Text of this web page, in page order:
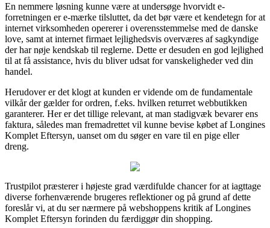
En nemmere løsning kunne være at undersøge hvorvidt e-
forretningen er e-mærke tilsluttet, da det bør være et kendetegn for at
internet virksomheden opererer i overensstemmelse med de danske
love, samt at internet firmaet lejlighedsvis overværes af sagkyndige
der har nøje kendskab til reglerne. Dette er desuden en god lejlighed
til at få assistance, hvis du bliver udsat for vanskeligheder ved din
handel.
Herudover er det klogt at kunden er vidende om de fundamentale
vilkår der gælder for ordren, f.eks. hvilken returret webbutikken
garanterer. Her er det tillige relevant, at man stadigvæk bevarer ens
faktura, således man fremadrettet vil kunne bevise købet af Longines
Komplet Eftersyn, uanset om du søger en vare til en pige eller
dreng.
Trustpilot præsterer i højeste grad værdifulde chancer for at iagttage
diverse forhenværende brugeres reflektioner og på grund af dette
foreslår vi, at du ser nærmere på webshoppens kritik af Longines
Komplet Eftersyn forinden du færdiggør din shopping.